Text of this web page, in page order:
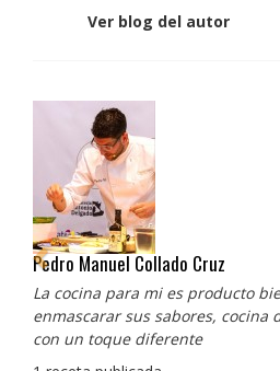
Ver blog del autor
Pedro Manuel Collado Cruz
La cocina para mi es producto
enmascarar sus sabores, cocina
con un toque diferente